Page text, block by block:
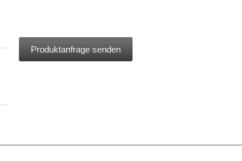
Produktanfrage senden